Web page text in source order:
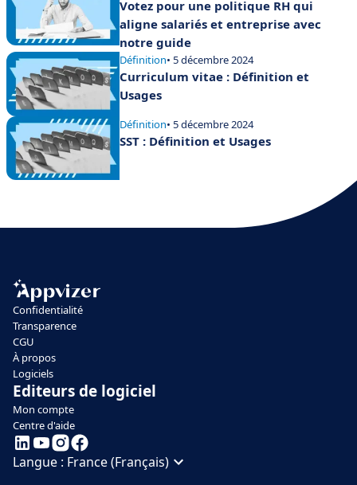
Votez pour une politique RH qui
aligne salariés et entreprise avec
notre guide
Définition• 5 décembre 2024
Curriculum vitae : Définition et
Usages
Définition• 5 décembre 2024
SST : Définition et Usages
Confidentialité
Transparence
CGU
À propos
Logiciels
Editeurs de logiciel
Mon compte
Centre d'aide
Langue : France (Français)